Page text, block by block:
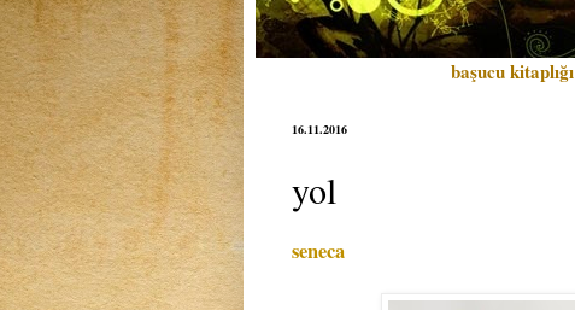
başucu kitaplığı
16.11.2016
yol
seneca